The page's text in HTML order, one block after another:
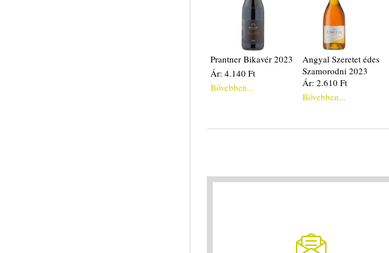
Prantner Bikavér 2023
Ár: 4.140 Ft
Bővebben...
Angyal Szeretet édes
Szamorodni 2023
Ár: 2.610 Ft
Bővebben...